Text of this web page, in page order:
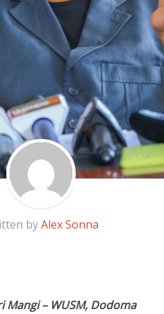
byAlex Sonna
Mangi – WUSM, Dodoma